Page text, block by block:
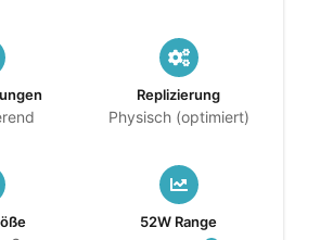
Replizierung
Physisch (optimiert)
52W Range